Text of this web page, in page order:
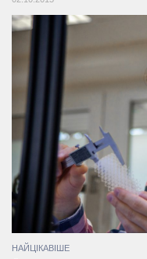
НАЙЦІКАВІШЕ